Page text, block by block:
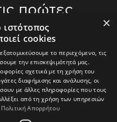
πρώτες
σας άνω
70€
θα μάθετε για τις
και θα λάβετε
προσφορές.
×
ιστότοπος
cookies
το περιεχόμενο, τις
την επισκεψιμότητά μας.
σχετικά με τη χρήση του
διαφήμισης και ανάλυσης, οι
με άλλες πληροφορίες που τους
από τη χρήση των υπηρεσιών
Πολιτική Απορρήτου